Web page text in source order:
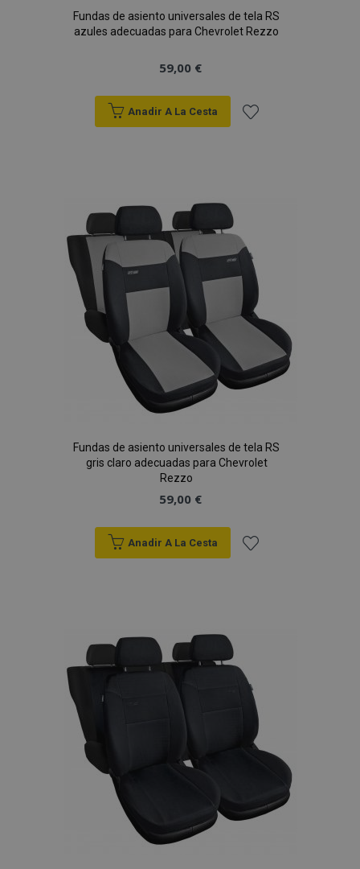
Fundas de asiento universales de tela RS
azules adecuadas para Chevrolet Rezzo
59,00 €
Anadir A La Cesta
de
Deseos
Fundas de asiento universales de tela RS
gris claro adecuadas para Chevrolet
Rezzo
59,00 €
Anadir A La Cesta
de
Deseos